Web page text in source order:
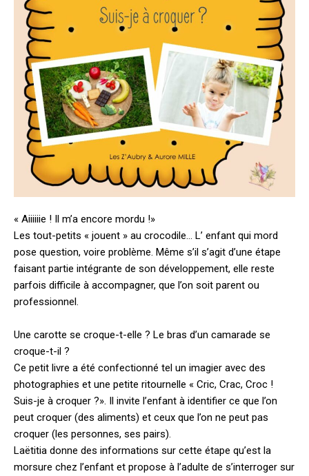
« Aiiiiiie ! Il m’a encore mordu !»
Les tout-petits « jouent » au crocodile… L’ enfant qui mord
pose question, voire problème. Même s’il s’agit d’une étape
faisant partie intégrante de son développement, elle reste
parfois difficile à accompagner, que l’on soit parent ou
professionnel.
Une carotte se croque-t-elle ? Le bras d’un camarade se
croque-t-il ?
Ce petit livre a été confectionné tel un imagier avec des
photographies et une petite ritournelle « Cric, Crac, Croc !
Suis-je à croquer ?». Il invite l’enfant à identifier ce que l’on
peut croquer (des aliments) et ceux que l’on ne peut pas
croquer (les personnes, ses pairs).
Laëtitia donne des informations sur cette étape qu’est la
morsure chez l’enfant et propose à l’adulte de s’interroger sur